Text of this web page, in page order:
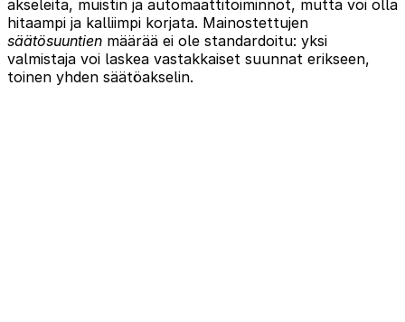
akseleita, muistin ja automaattitoiminnot, mutta voi olla
hitaampi ja kalliimpi korjata. Mainostettujen
säätösuuntien määrää ei ole standardoitu: yksi
valmistaja voi laskea vastakkaiset suunnat erikseen,
toinen yhden säätöakselin.